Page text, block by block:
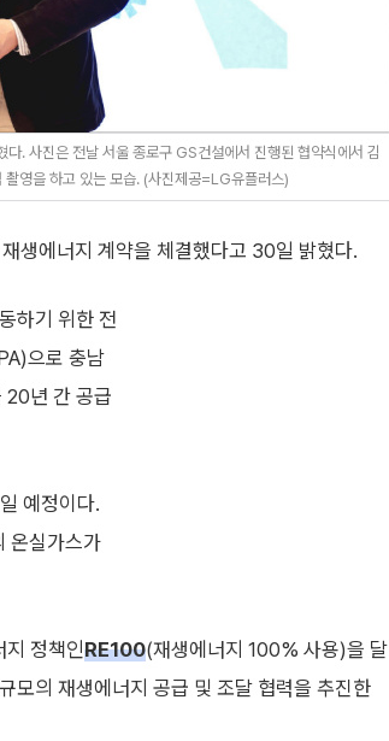
. 사진은 전날 서울 종로구 GS건설에서 진행된 협약식에서 김
영을 하고 있는 모습. (사진제공=LG유플러스)
생에너지 계약을 체결했다고 30일 밝혔다.
하기 위한 전
으로 충남
20년 간 공급
예정이다.
온실가스가
정책인RE100(재생에너지 100% 사용)을 달
의 재생에너지 공급 및 조달 협력을 추진한